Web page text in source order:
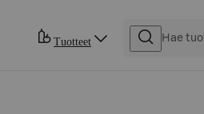
Tuotteet